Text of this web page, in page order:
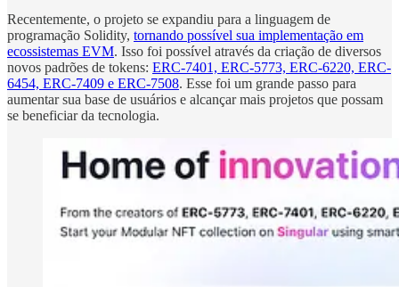
Recentemente, o projeto se expandiu para a linguagem de
programação Solidity, tornando possível sua implementação em
ecossistemas EVM. Isso foi possível através da criação de diversos
novos padrões de tokens: ERC-7401, ERC-5773, ERC-6220, ERC-
6454, ERC-7409 e ERC-7508. Esse foi um grande passo para
aumentar sua base de usuários e alcançar mais projetos que possam
se beneficiar da tecnologia.